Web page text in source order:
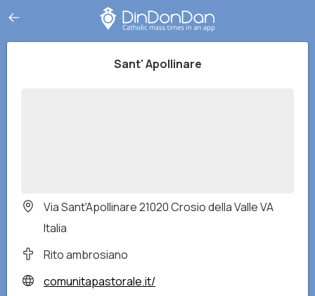
Sant' Apollinare
Via Sant'Apollinare 21020 Crosio della Valle VA
Italia
Rito ambrosiano
comunitapastorale.it/